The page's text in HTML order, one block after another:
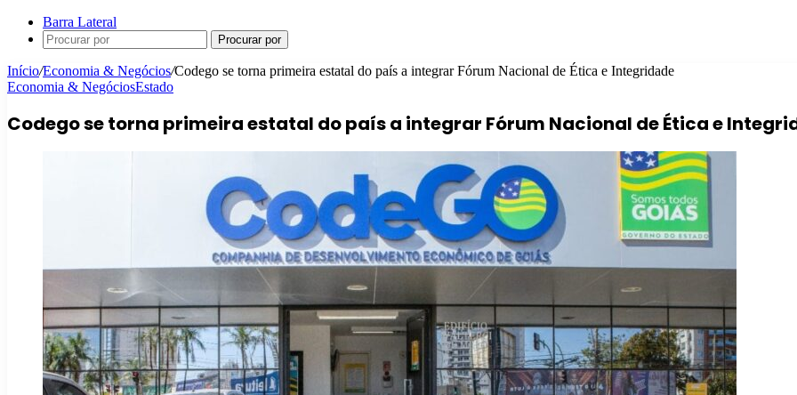
Barra Lateral
Procurar por
Início/Economia & Negócios/Codego se torna primeira estatal do país a integrar Fórum Nacional de Ética e Integridade
Economia & NegóciosEstado
Codego se torna primeira estatal do país a integrar Fórum Nacional de Ética e